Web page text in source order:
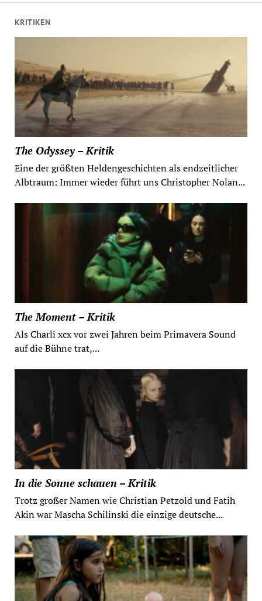
KRITIKEN
The Odyssey – Kritik
Eine der größten Heldengeschichten als endzeitlicher
Albtraum: Immer wieder führt uns Christopher Nolan...
The Moment – Kritik
Als Charli xcx vor zwei Jahren beim Primavera Sound
auf die Bühne trat,...
In die Sonne schauen – Kritik
Trotz großer Namen wie Christian Petzold und Fatih
Akin war Mascha Schilinski die einzige deutsche...